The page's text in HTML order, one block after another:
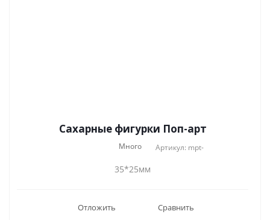
Сахарные фигурки Поп-арт
Много Артикул: mpt-
35*25мм
Отложить Сравнить